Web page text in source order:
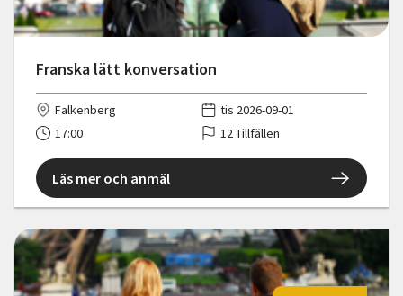
Franska lätt konversation
Falkenberg
tis 2026-09-01
17:00
12 Tillfällen
Läs mer och anmäl